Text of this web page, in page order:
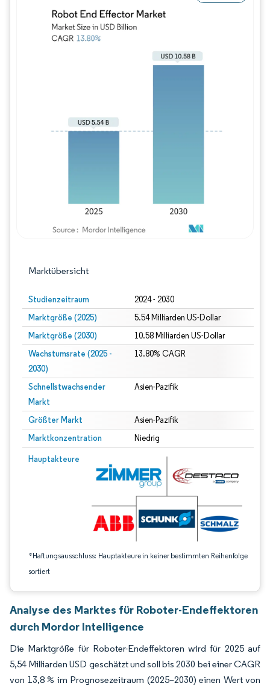
Marktübersicht
Studienzeitraum 2024 - 2030
Marktgröße (2025) 5.54 Milliarden US-Dollar
Marktgröße (2030) 10.58 Milliarden US-Dollar
Wachstumsrate (2025 -
2030)
13.80% CAGR
Schnellstwachsender
Markt
Asien-Pazifik
Größter Markt Asien-Pazifik
Marktkonzentration Niedrig
Hauptakteure
*Haftungsausschluss: Hauptakteure in keiner bestimmten Reihenfolge
sortiert
Bild © Mordor Intelligence. Wiederverwendung erfordert Namensnennung
Bild © Mordor Intelligence.
Analyse des Marktes für Roboter-Endeffektoren
durch Mordor Intelligence
Die Marktgröße für Roboter-Endeffektoren wird für 2025 auf
5,54 Milliarden USD geschätzt und soll bis 2030 bei einer CAGR
von 13,8 % im Prognosezeitraum (2025–2030) einen Wert von